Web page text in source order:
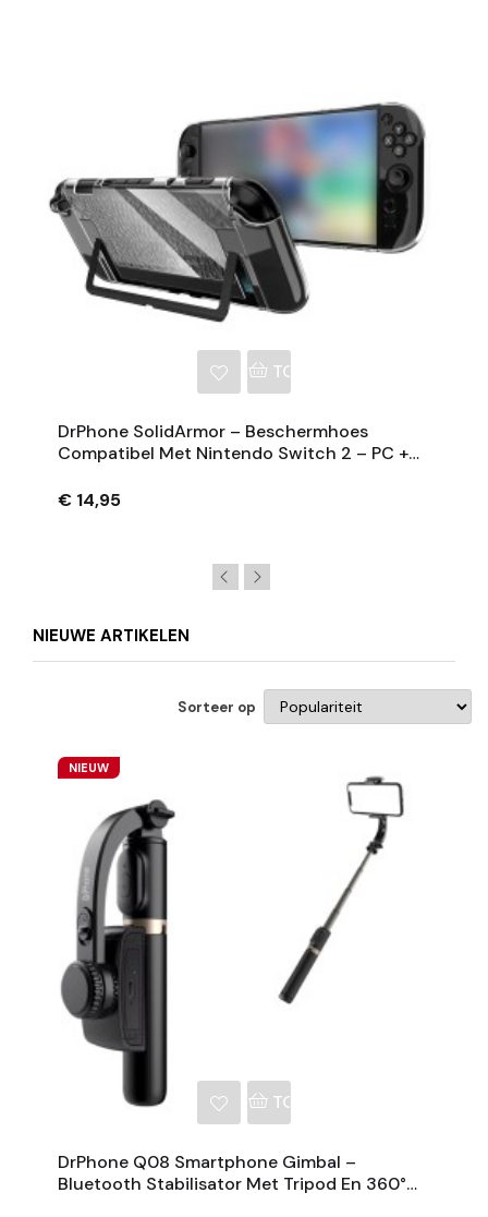
TOEVOEGEN AAN
DrPhone SolidArmor – Beschermhoes
Compatibel Met Nintendo Switch 2 – PC +
Transparant
€ 14,95
NIEUWE ARTIKELEN
Sorteer op
NIEUW
TOEVOEGEN AAN
DrPhone Q08 Smartphone Gimbal –
Bluetooth Stabilisator Met Tripod En 360°